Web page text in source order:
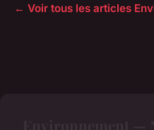
← Voir tous les articles